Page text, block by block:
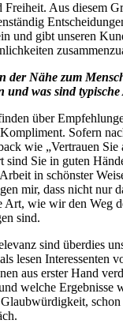
Freiheit. Aus diesem
und gibt unseren
der Nähe zum
und was sind
über
Sofern
wie „Vertrauen
Sie in guten
in schönster
mir, dass nicht nur
Art, wie wir den Weg
sind.
sind überdies
lesen Interessenten
aus erster Hand
welche Ergebnisse
schon